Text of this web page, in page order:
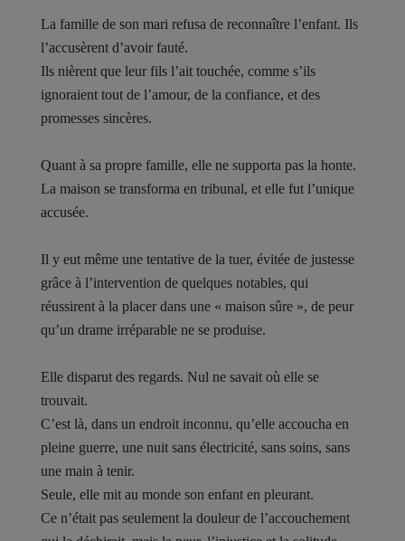
La famille de son mari refusa de reconnaître l’enfant. Ils
l’accusèrent d’avoir fauté.
Ils nièrent que leur fils l’ait touchée, comme s’ils
ignoraient tout de l’amour, de la confiance, et des
promesses sincères.
Quant à sa propre famille, elle ne supporta pas la honte.
La maison se transforma en tribunal, et elle fut l’unique
accusée.
Il y eut même une tentative de la tuer, évitée de justesse
grâce à l’intervention de quelques notables, qui
réussirent à la placer dans une « maison sûre », de peur
qu’un drame irréparable ne se produise.
Elle disparut des regards. Nul ne savait où elle se
trouvait.
C’est là, dans un endroit inconnu, qu’elle accoucha en
pleine guerre, une nuit sans électricité, sans soins, sans
une main à tenir.
Seule, elle mit au monde son enfant en pleurant.
Ce n’était pas seulement la douleur de l’accouchement